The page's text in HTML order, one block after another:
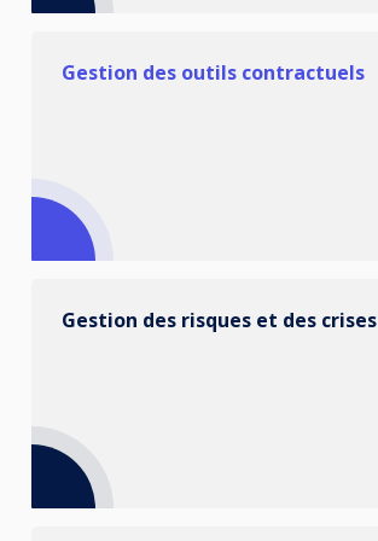
Gestion des outils contractuels
Gestion des risques et des crises